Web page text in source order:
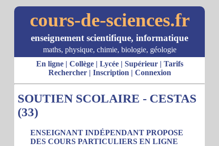
cours-de-sciences.fr
enseignement scientifique, informatique
maths, physique, chimie, biologie, géologie
En ligne| Collège| Lycée| Supérieur| Tarifs
Rechercher| Inscription | Connexion
SOUTIEN SCOLAIRE - CESTAS
(33)
ENSEIGNANT INDÉPENDANT PROPOSE
DES COURS PARTICULIERS EN LIGNE